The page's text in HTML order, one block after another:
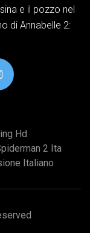
e il pozzo nel
di Annabelle 2:
Hd
2 Ita
Italiano